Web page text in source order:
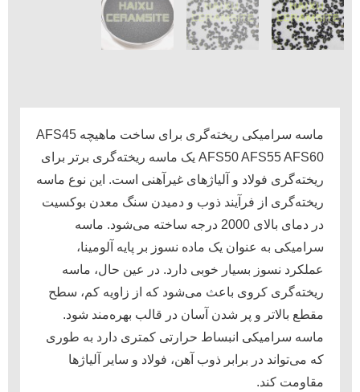
ماسه سرامیکی ریخته‌گری برای ساخت ماهیچه AFS45
AFS50 AFS55 AFS60 یک ماسه ریخته‌گری برتر برای
ریخته‌گری فولاد و آلیاژهای غیرآهنی است. این نوع ماسه
ریخته‌گری از فرآیند ذوب و دمیدن سنگ معدن بوکسیت
در دمای بالای 2000 درجه ساخته می‌شود. ماسه
سرامیکی به عنوان یک ماده نسوز بر پایه آلومینا،
عملکرد نسوز بسیار خوبی دارد. در عین حال، ماسه
ریخته‌گری کروی باعث می‌شود که از زاویه کم، سطح
مقطع بالاتر و پر شدن آسان در قالب بهره‌مند شود.
ماسه سرامیکی انبساط حرارتی کمتری دارد به طوری
که می‌تواند در برابر ذوب آهن، فولاد و سایر آلیاژها
مقاومت کند.